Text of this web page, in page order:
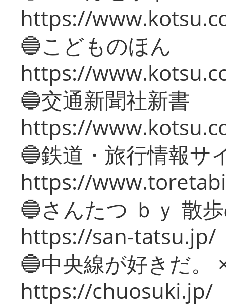
https://
🔵こどものほん
https://
🔵交通新聞社新書
https://
🔵鉄道・旅行情報サ
https://
🔵さんたつ ｂｙ 散
https://san-tatsu.jp/
🔵中央線が好きだ。
https://chuosuki.jp/